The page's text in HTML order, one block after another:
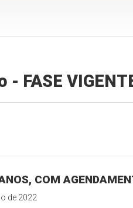
- FASE
COM
de 2022